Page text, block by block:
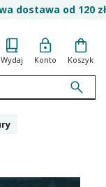
dostawa od 120 zł
Wydaj Konto Koszyk